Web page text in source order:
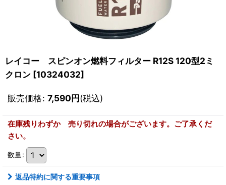
レイコー スピンオン燃料フィルター R12S 120型2ミ
クロン [10324032]
販売価格: 7,590円(税込)
在庫残りわずか 売り切れの場合がございます。ご了承くだ
さい。
数量:
返品特約に関する重要事項